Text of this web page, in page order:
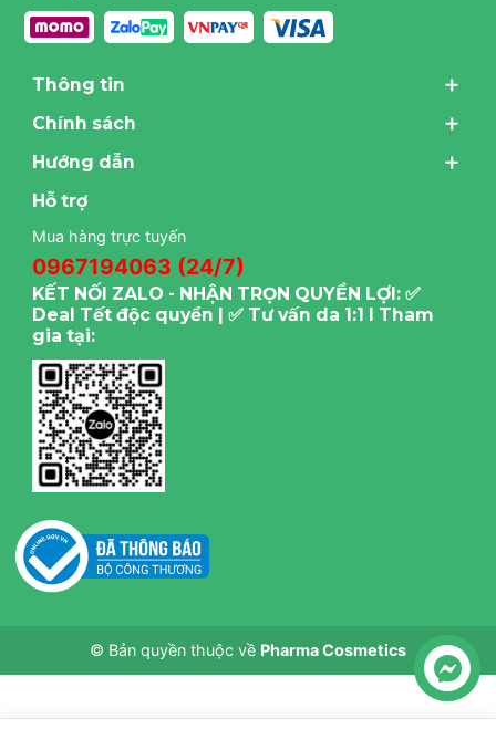
Thông tin
Chính sách
Hướng dẫn
Hỗ trợ
Mua hàng trực tuyến
0967194063 (24/7)
KẾT NỐI ZALO - NHẬN TRỌN QUYỀN LỢI: ✅
Deal Tết độc quyền | ✅ Tư vấn da 1:1 I Tham
gia tại:
© Bản quyền thuộc về Pharma Cosmetics